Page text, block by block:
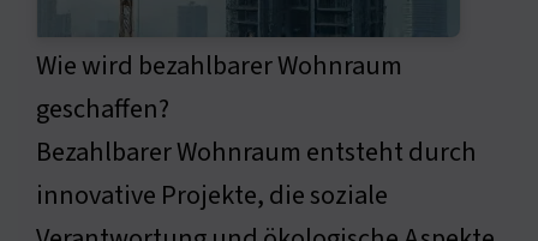
Wie wird bezahlbarer Wohnraum
geschaffen?
Bezahlbarer Wohnraum entsteht durch
innovative Projekte, die soziale